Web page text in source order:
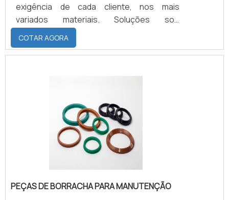
exigência de cada cliente, nos mais
variados materiais. Soluções sob
encomenda, nacionalizações e
desenvolvimento de kits de reparo.
COTAR AGORA
PEÇAS DE BORRACHA PARA MANUTENÇÃO